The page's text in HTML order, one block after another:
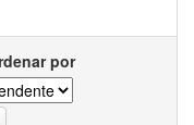
por